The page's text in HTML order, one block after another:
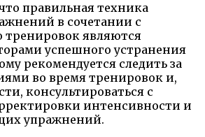
правильная техника
в сочетании с
являются
успешного устранения
рекомендуется следить за
во время тренировок и,
консультироваться с
интенсивности и
упражнений.